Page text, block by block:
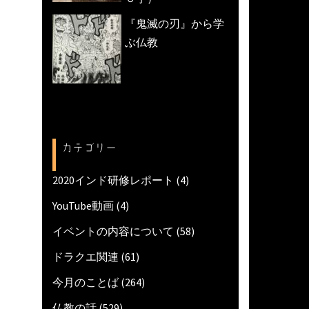
『鬼滅の刃』から学
ぶ仏教
カテゴリー
2020インド研修レポート (4)
YouTube動画 (4)
イベントの内容について (58)
ドラクエ関連 (61)
今月のことば (264)